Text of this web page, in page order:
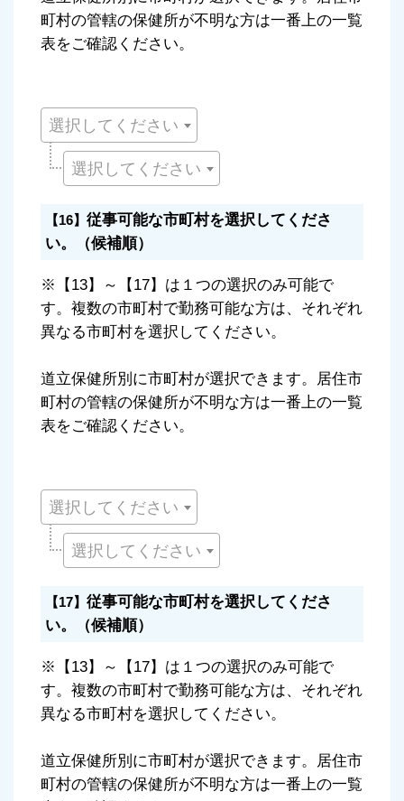
町村の管轄の保健所が不明な方は一番上の一覧
表をご確認ください。
選択してください
選択してください
【16】 従事可能な市町村を選択してくださ
い。（候補順）
※【13】～【17】は１つの選択のみ可能で
す。複数の市町村で勤務可能な方は、それぞれ
異なる市町村を選択してください。
道立保健所別に市町村が選択できます。居住市
町村の管轄の保健所が不明な方は一番上の一覧
表をご確認ください。
選択してください
選択してください
【17】 従事可能な市町村を選択してくださ
い。（候補順）
※【13】～【17】は１つの選択のみ可能で
す。複数の市町村で勤務可能な方は、それぞれ
異なる市町村を選択してください。
道立保健所別に市町村が選択できます。居住市
町村の管轄の保健所が不明な方は一番上の一覧